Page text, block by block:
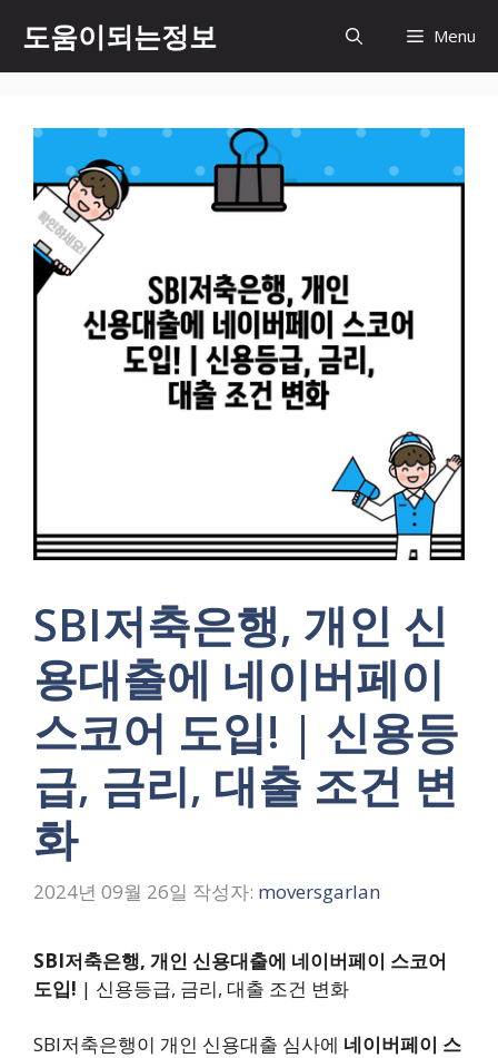
츠
도움이되는정보 Menu
SBI저축은행, 개인 신
용대출에 네이버페이
스코어 도입! | 신용등
급, 금리, 대출 조건 변
화
2024년 09월 26일 작성자: moversgarlan
SBI저축은행, 개인 신용대출에 네이버페이 스코어
도입! | 신용등급, 금리, 대출 조건 변화
SBI저축은행이 개인 신용대출 심사에 네이버페이 스